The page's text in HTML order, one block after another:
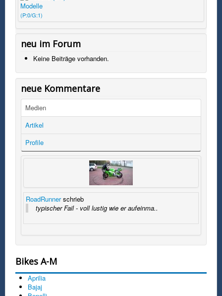
Modelle
(P:0/G:1)
neu im Forum
Keine Beiträge vorhanden.
neue Kommentare
Medien
Artikel
Profile
RoadRunnerschrieb
typischer Fail - voll lustig wie er aufeinma..
Bikes A-M
Aprilia
Bajaj